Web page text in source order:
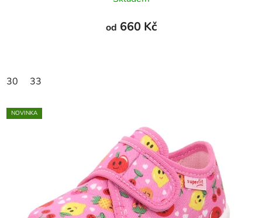
od 660 Kč
30 33
NOVINKA